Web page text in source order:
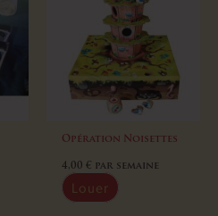
Opération Noisettes
4,00 € par semaine
Louer